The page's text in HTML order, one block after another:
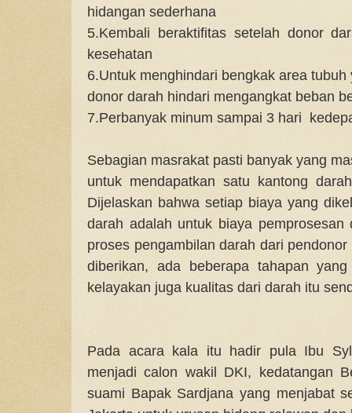
hidangan sederhana
5.Kembali beraktifitas setelah donor
kesehatan
6.Untuk menghindari bengkak area
donor darah hindari mengangkat beban
7.Perbanyak minum sampai 3 hari
Sebagian masrakat pasti banyak yang
untuk mendapatkan satu kantong
Dijelaskan bahwa setiap biaya yang
darah adalah untuk biaya
proses pengambilan darah dari
diberikan, ada beberapa tahapan
kelayakan juga kualitas dari darah itu
Pada acara kala itu hadir pula Ibu
menjadi calon wakil DKI, kedatangan
suami Bapak Sardjana yang menjabat